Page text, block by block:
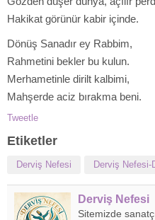
Hakikat görünür kabir içinde.
Dönüş Sanadır ey Rabbim,
Rahmetini bekler bu kulun.
Merhametinle dirilt kalbimi,
Mahşerde aciz bırakma beni.
Tweetle
Etiketler
Derviş Nefesi Derviş Nefesi-
Derviş Nefesi
Sitemizde